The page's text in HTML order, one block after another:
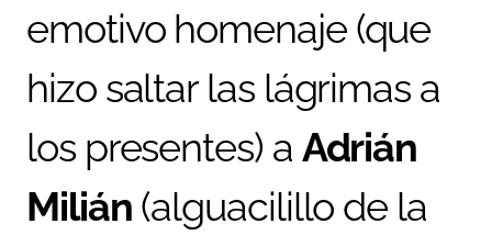
emotivo homenaje (que
hizo saltar las lágrimas a
los presentes) a Adrián
Milián (alguacilillo de la